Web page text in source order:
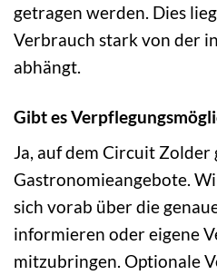
getragen werden. Dies
Verbrauch stark von der
abhängt.
Gibt es
Ja, auf dem Circuit
Gastronomieangebote.
sich vorab über die
informieren oder eigene
mitzubringen. Optionale